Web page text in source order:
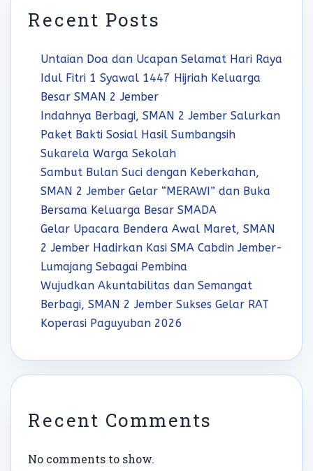
Recent Posts
Untaian Doa dan Ucapan Selamat Hari Raya
Idul Fitri 1 Syawal 1447 Hijriah Keluarga
Besar SMAN 2 Jember
Indahnya Berbagi, SMAN 2 Jember Salurkan
Paket Bakti Sosial Hasil Sumbangsih
Sukarela Warga Sekolah
Sambut Bulan Suci dengan Keberkahan,
SMAN 2 Jember Gelar “MERAWI” dan Buka
Bersama Keluarga Besar SMADA
Gelar Upacara Bendera Awal Maret, SMAN
2 Jember Hadirkan Kasi SMA Cabdin Jember-
Lumajang Sebagai Pembina
Wujudkan Akuntabilitas dan Semangat
Berbagi, SMAN 2 Jember Sukses Gelar RAT
Koperasi Paguyuban 2026
Recent Comments
No comments to show.